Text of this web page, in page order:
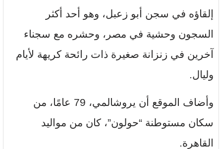
إلقاؤه في سجن أبو زعبل، وهو أحد أكثر
السجون وحشية في مصر، وحشره مع سجناء
آخرين في زنزانة صغيرة ذات رائحة كريهة لأيام
وليال.
وأضاف الموقع أن يروشالمي، 79 عامًا، من
سكان مستوطنة “حولون”، كان من مواليد
القاهرة.